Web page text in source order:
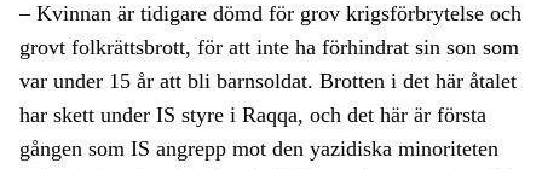
– Kvinnan är tidigare dömd för grov krigsförbrytelse och
grovt folkrättsbrott, för att inte ha förhindrat sin son som
var under 15 år att bli barnsoldat. Brotten i det här åtalet
har skett under IS styre i Raqqa, och det här är första
gången som IS angrepp mot den yazidiska minoriteten